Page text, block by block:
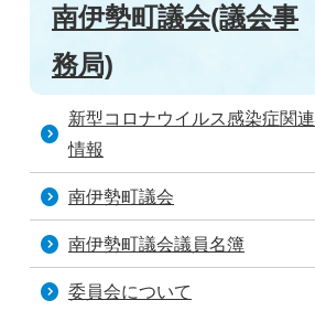
南伊勢町議会(議会事
務局)
新型コロナウイルス感染症関連
情報
南伊勢町議会
南伊勢町議会議員名簿
委員会について